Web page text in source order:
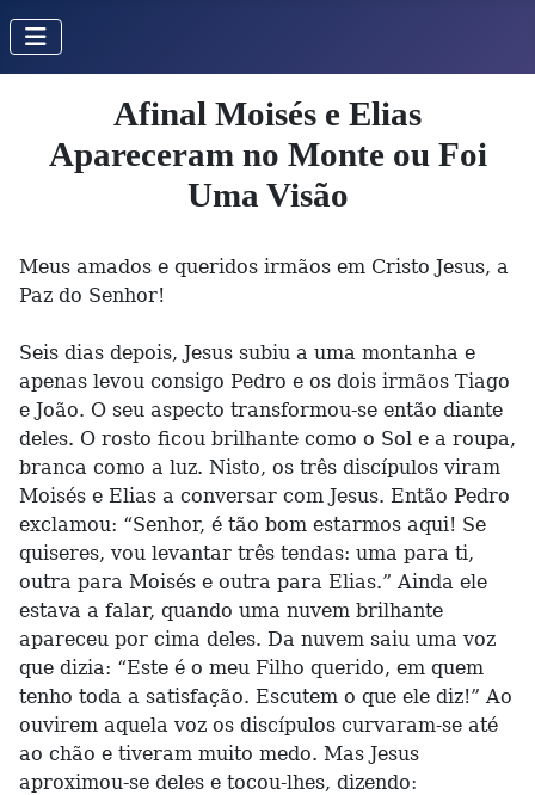
Afinal Moisés e Elias
Apareceram no Monte ou Foi
Uma Visão
Meus amados e queridos irmãos em Cristo Jesus, a
Paz do Senhor!
Seis dias depois, Jesus subiu a uma montanha e
apenas levou consigo Pedro e os dois irmãos Tiago
e João. O seu aspecto transformou-se então diante
deles. O rosto ficou brilhante como o Sol e a roupa,
branca como a luz. Nisto, os três discípulos viram
Moisés e Elias a conversar com Jesus. Então Pedro
exclamou: “Senhor, é tão bom estarmos aqui! Se
quiseres, vou levantar três tendas: uma para ti,
outra para Moisés e outra para Elias.” Ainda ele
estava a falar, quando uma nuvem brilhante
apareceu por cima deles. Da nuvem saiu uma voz
que dizia: “Este é o meu Filho querido, em quem
tenho toda a satisfação. Escutem o que ele diz!” Ao
ouvirem aquela voz os discípulos curvaram-se até
ao chão e tiveram muito medo. Mas Jesus
aproximou-se deles e tocou-lhes, dizendo: